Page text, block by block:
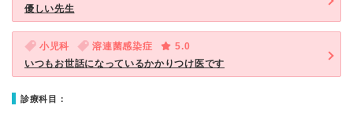
優しい先生
小児科 溶連菌感染症
5.0
いつもお世話になっているかかりつけ医です
診療科目：